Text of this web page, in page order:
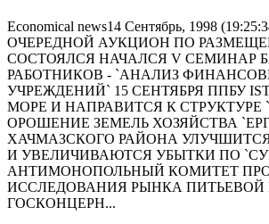
Economical news14 Сентябрь, 1998
ОЧЕРЕДНОЙ АУКЦИОН ПО
СОСТОЯЛСЯ НАЧАЛСЯ V СЕМИНАР
РАБОТНИКОВ - `АНАЛИЗ
УЧРЕЖДЕНИЙ` 15 СЕНТЯБРЯ ППБУ
МОРЕ И НАПРАВИТСЯ К СТРУКТУРЕ
ОРОШЕНИЕ ЗЕМЕЛЬ ХОЗЯЙСТВА
ХАЧМАЗСКОГО РАЙОНА
И УВЕЛИЧИВАЮТСЯ УБЫТКИ ПО
АНТИМОНОПОЛЬНЫЙ КОМИТЕТ
ИССЛЕДОВАНИЯ РЫНКА ПИТЬЕВОЙ
ГОСКОНЦЕРН...